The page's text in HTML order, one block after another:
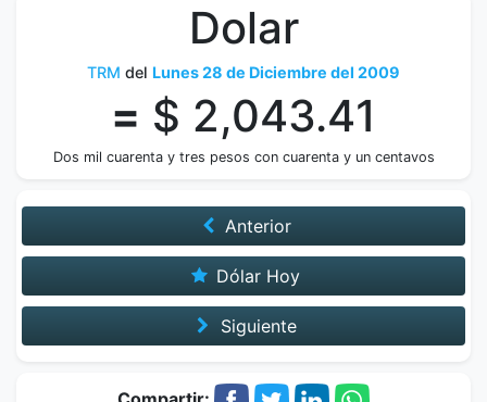
Dolar
TRM del Lunes 28 de Diciembre del 2009
= $ 2,043.41
Dos mil cuarenta y tres pesos con cuarenta y un centavos
Anterior
Dólar Hoy
Siguiente